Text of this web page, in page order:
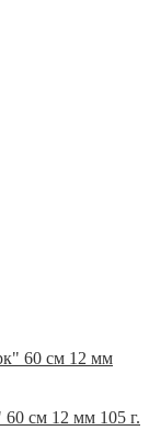
см 12 мм 105 г.